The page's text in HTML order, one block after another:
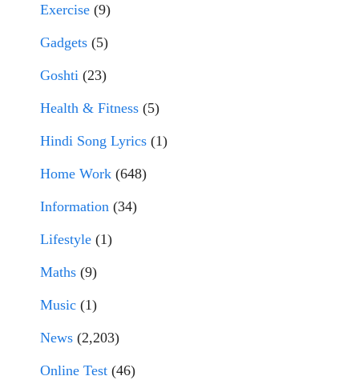
Exercise (9)
Gadgets (5)
Goshti (23)
Health & Fitness (5)
Hindi Song Lyrics (1)
Home Work (648)
Information (34)
Lifestyle (1)
Maths (9)
Music (1)
News (2,203)
Online Test (46)